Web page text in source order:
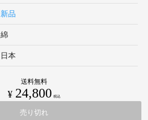
新品
綿
日本
送料無料
¥ 24,800 税込
売り切れ